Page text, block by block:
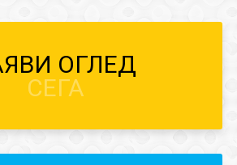
ОГЛЕД
СЕГА